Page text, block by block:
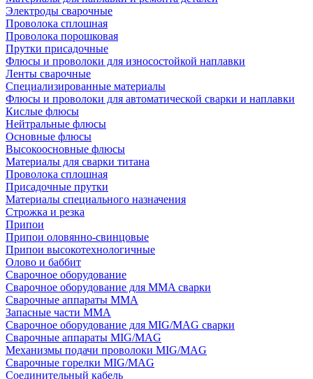
Электроды сварочные
Проволока сплошная
Проволока порошковая
Прутки присадочные
Флюсы и проволоки для износостойкой наплавки
Ленты сварочные
Специализированные материалы
Флюсы и проволоки для автоматической сварки и наплавки
Кислые флюсы
Нейтральные флюсы
Основные флюсы
Высокоосновные флюсы
Материалы для сварки титана
Проволока сплошная
Присадочные прутки
Материалы специального назначения
Строжка и резка
Припои
Припои оловянно-свинцовые
Припои высокотехнологичные
Олово и баббит
Сварочное оборудование
Сварочное оборудование для MMA сварки
Сварочные аппараты MMA
Запасные части MMA
Сварочное оборудование для MIG/MAG сварки
Сварочные аппараты MIG/MAG
Механизмы подачи проволоки MIG/MAG
Сварочные горелки MIG/MAG
Соединительный кабель